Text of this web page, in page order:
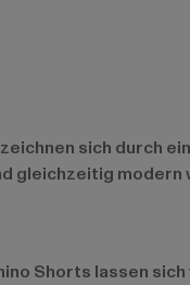
sich durch
gleichzeitig
Shorts lassen